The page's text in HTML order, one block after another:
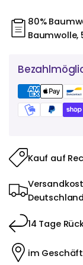
80%
Baumwolle,
Kauf auf
14 Tage
im